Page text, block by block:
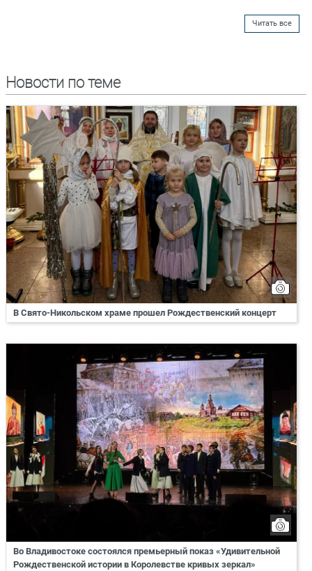
Читать все
Новости по теме
В Свято-Никольском храме прошел Рождественский концерт
Во Владивостоке состоялся премьерный показ «Удивительной
Рождественской истории в Королевстве кривых зеркал»